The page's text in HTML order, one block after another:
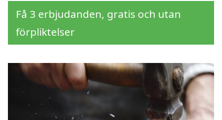
Få 3 erbjudanden, gratis och utan
förpliktelser